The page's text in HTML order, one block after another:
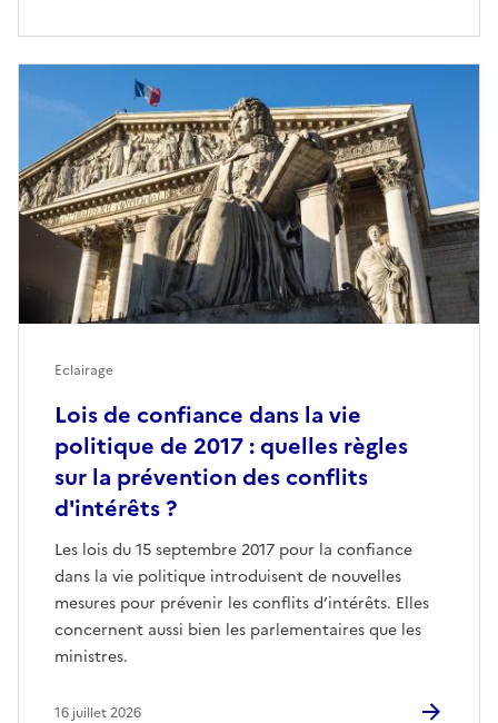
Lois de confiance dans la vie
politique de 2017 : quelles règles
sur la prévention des conflits
d'intérêts ?
Les lois du 15 septembre 2017 pour la confiance
dans la vie politique introduisent de nouvelles
mesures pour prévenir les conflits d’intérêts. Elles
concernent aussi bien les parlementaires que les
ministres.
Eclairage
16 juillet 2026